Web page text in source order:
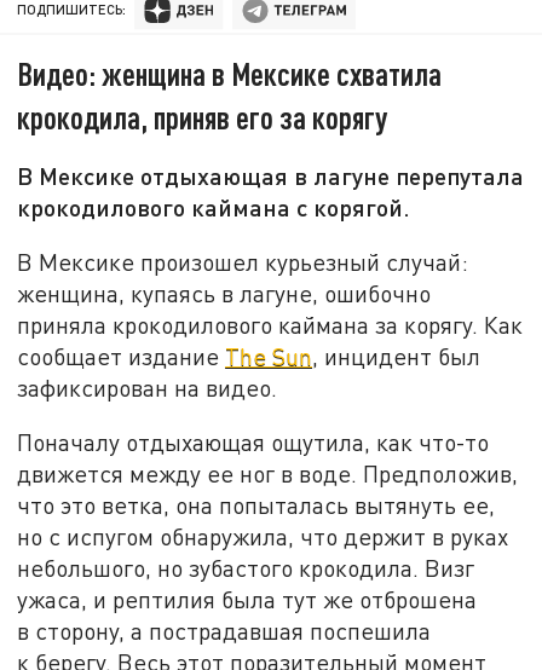
ПОДПИШИТЕСЬ:
Видео: женщина в Мексике схватила
крокодила, приняв его за корягу
В Мексике отдыхающая в лагуне перепутала
крокодилового каймана с корягой.
В Мексике произошел курьезный случай:
женщина, купаясь в лагуне, ошибочно
приняла крокодилового каймана за корягу. Как
сообщает издание The Sun, инцидент был
зафиксирован на видео.
Поначалу отдыхающая ощутила, как что-то
движется между ее ног в воде. Предположив,
что это ветка, она попыталась вытянуть ее,
но с испугом обнаружила, что держит в руках
небольшого, но зубастого крокодила. Визг
ужаса, и рептилия была тут же отброшена
в сторону, а пострадавшая поспешила
к берегу. Весь этот поразительный момент